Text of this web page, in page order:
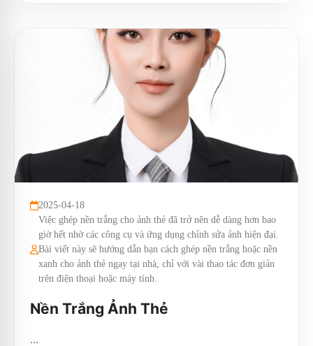
2025-04-18
Việc ghép nền trắng cho ảnh thẻ đã trở nên dễ dàng hơn bao
giờ hết nhờ các công cụ và ứng dụng chỉnh sửa ảnh hiện đại.
Bài viết này sẽ hướng dẫn bạn cách ghép nền trắng hoặc nền
xanh cho ảnh thẻ ngay tại nhà, chỉ với vài thao tác đơn giản
trên điện thoại hoặc máy tính.
Nền Trắng Ảnh Thẻ
...